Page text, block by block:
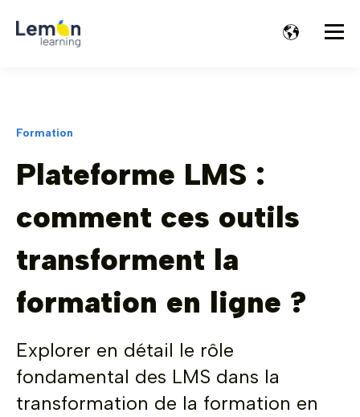
Formation
Plateforme LMS :
comment ces outils
transforment la
formation en ligne ?
Explorer en détail le rôle
fondamental des LMS dans la
transformation de la formation en